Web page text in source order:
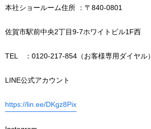
本社ショールーム住所 ：〒840-0801
佐賀市駅前中央2丁目9-7ホワイトビル1F西
TEL ：0120-217-854（お客様専用ダイヤル）
LINE公式アカウント
https://lin.ee/DKgz8Pix